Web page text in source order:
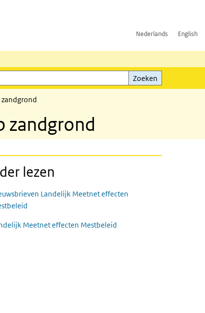
Nederlands English
Zoeken
zandgrond
zandgrond
lezen
Landelijk Meetnet effecten
Meetnet effecten Mestbeleid